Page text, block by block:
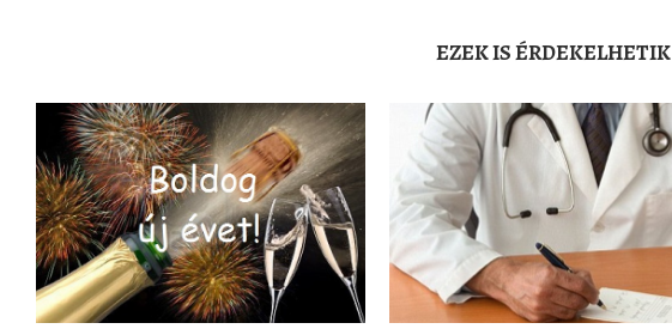
EZEK IS ÉRDEKELHETIK